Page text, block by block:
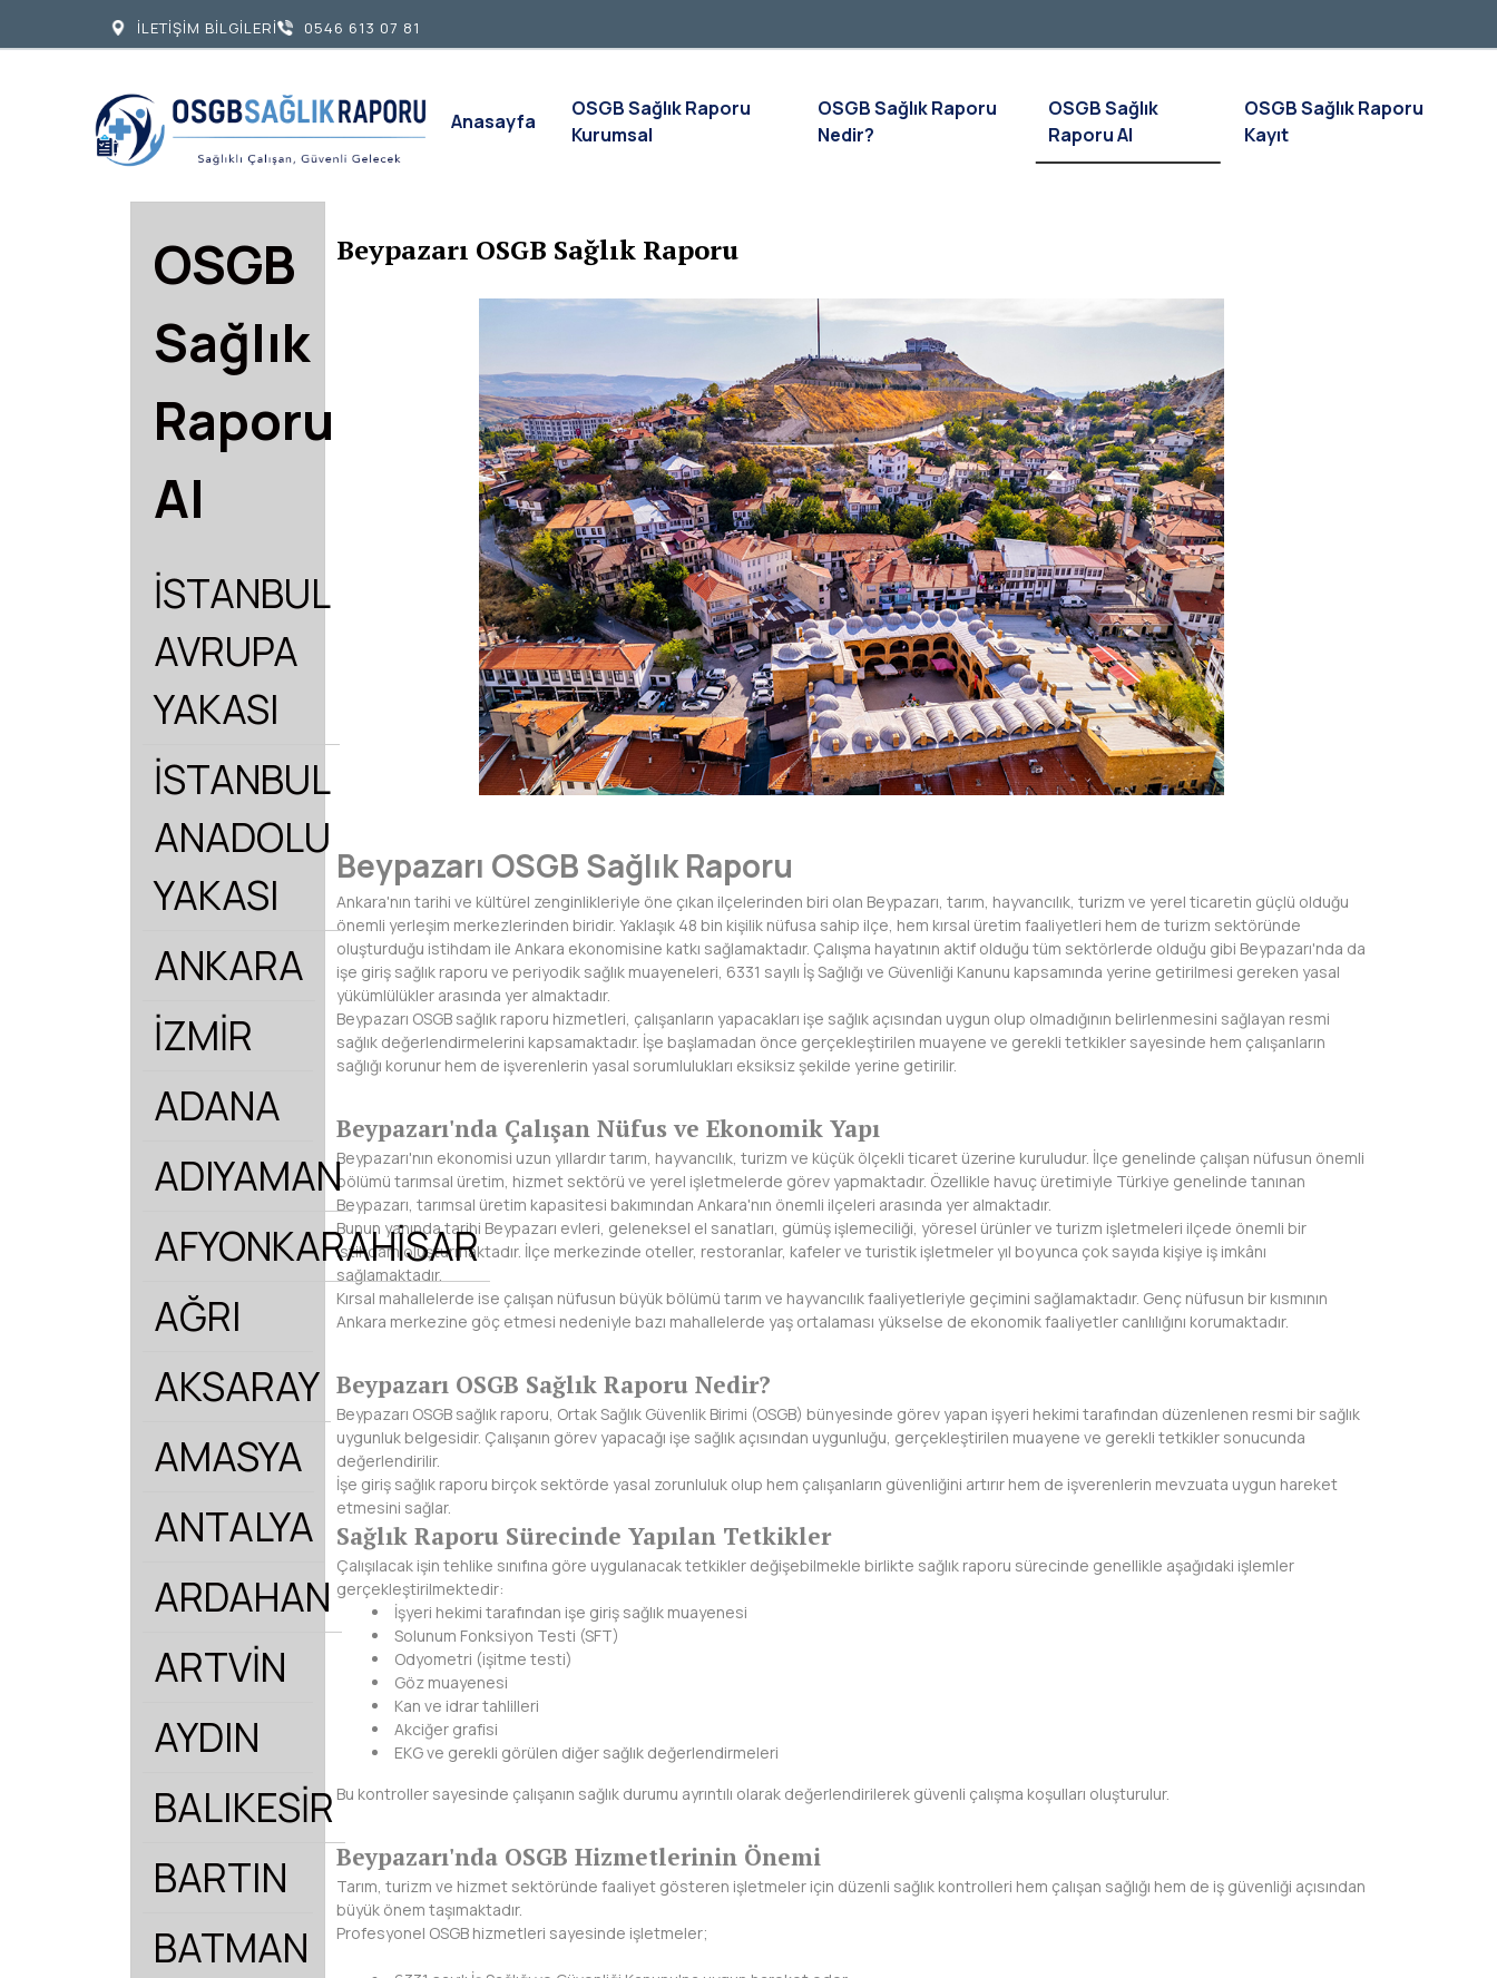
OSGB
Sağlık
Raporu
Al
İSTANBUL
AVRUPA
YAKASI
İSTANBUL
ANADOLU
YAKASI
ANKARA
İZMİR
ADANA
ADIYAMAN
AFYONKARAHİSAR
AĞRI
AKSARAY
AMASYA
ANTALYA
ARDAHAN
ARTVİN
AYDIN
BALIKESİR
BARTIN
BATMAN
Beypazarı OSGB Sağlık Raporu
Beypazarı OSGB Sağlık Raporu
Ankara'nın tarihi ve kültürel zenginlikleriyle öne çıkan ilçelerinden biri olan Beypazarı, tarım, hayvancılık, turizm ve yerel ticaretin güçlü olduğu
önemli yerleşim merkezlerinden biridir. Yaklaşık 48 bin kişilik nüfusa sahip ilçe, hem kırsal üretim faaliyetleri hem de turizm sektöründe
oluşturduğu istihdam ile Ankara ekonomisine katkı sağlamaktadır. Çalışma hayatının aktif olduğu tüm sektörlerde olduğu gibi Beypazarı'nda da
işe giriş sağlık raporu ve periyodik sağlık muayeneleri, 6331 sayılı İş Sağlığı ve Güvenliği Kanunu kapsamında yerine getirilmesi gereken yasal
yükümlülükler arasında yer almaktadır.
Beypazarı OSGB sağlık raporu hizmetleri, çalışanların yapacakları işe sağlık açısından uygun olup olmadığının belirlenmesini sağlayan resmi
sağlık değerlendirmelerini kapsamaktadır. İşe başlamadan önce gerçekleştirilen muayene ve gerekli tetkikler sayesinde hem çalışanların
sağlığı korunur hem de işverenlerin yasal sorumlulukları eksiksiz şekilde yerine getirilir.
Beypazarı'nda Çalışan Nüfus ve Ekonomik Yapı
Beypazarı'nın ekonomisi uzun yıllardır tarım, hayvancılık, turizm ve küçük ölçekli ticaret üzerine kuruludur. İlçe genelinde çalışan nüfusun önemli
bölümü tarımsal üretim, hizmet sektörü ve yerel işletmelerde görev yapmaktadır. Özellikle havuç üretimiyle Türkiye genelinde tanınan
Beypazarı, tarımsal üretim kapasitesi bakımından Ankara'nın önemli ilçeleri arasında yer almaktadır.
Bunun yanında tarihi Beypazarı evleri, geleneksel el sanatları, gümüş işlemeciliği, yöresel ürünler ve turizm işletmeleri ilçede önemli bir
istihdam oluşturmaktadır. İlçe merkezinde oteller, restoranlar, kafeler ve turistik işletmeler yıl boyunca çok sayıda kişiye iş imkânı
sağlamaktadır.
Kırsal mahallelerde ise çalışan nüfusun büyük bölümü tarım ve hayvancılık faaliyetleriyle geçimini sağlamaktadır. Genç nüfusun bir kısmının
Ankara merkezine göç etmesi nedeniyle bazı mahallelerde yaş ortalaması yükselse de ekonomik faaliyetler canlılığını korumaktadır.
Beypazarı OSGB Sağlık Raporu Nedir?
Beypazarı OSGB sağlık raporu, Ortak Sağlık Güvenlik Birimi (OSGB) bünyesinde görev yapan işyeri hekimi tarafından düzenlenen resmi bir sağlık
uygunluk belgesidir. Çalışanın görev yapacağı işe sağlık açısından uygunluğu, gerçekleştirilen muayene ve gerekli tetkikler sonucunda
değerlendirilir.
İşe giriş sağlık raporu birçok sektörde yasal zorunluluk olup hem çalışanların güvenliğini artırır hem de işverenlerin mevzuata uygun hareket
etmesini sağlar.
Sağlık Raporu Sürecinde Yapılan Tetkikler
Çalışılacak işin tehlike sınıfına göre uygulanacak tetkikler değişebilmekle birlikte sağlık raporu sürecinde genellikle aşağıdaki işlemler
gerçekleştirilmektedir:
İşyeri hekimi tarafından işe giriş sağlık muayenesi
Solunum Fonksiyon Testi (SFT)
Odyometri (işitme testi)
Göz muayenesi
Kan ve idrar tahlilleri
Akciğer grafisi
EKG ve gerekli görülen diğer sağlık değerlendirmeleri
Bu kontroller sayesinde çalışanın sağlık durumu ayrıntılı olarak değerlendirilerek güvenli çalışma koşulları oluşturulur.
Beypazarı'nda OSGB Hizmetlerinin Önemi
Tarım, turizm ve hizmet sektöründe faaliyet gösteren işletmeler için düzenli sağlık kontrolleri hem çalışan sağlığı hem de iş güvenliği açısından
büyük önem taşımaktadır.
Profesyonel OSGB hizmetleri sayesinde işletmeler;
İLETİŞİM BİLGİLERİ 0546 613 07 81
Anasayfa
OSGB Sağlık Raporu
Kurumsal
OSGB Sağlık Raporu
Nedir?
OSGB Sağlık
Raporu Al
OSGB Sağlık Raporu
Kayıt